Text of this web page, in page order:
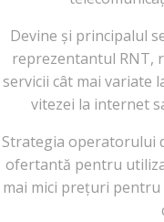
Devine și principalul
reprezentantul RNT,
servicii cât mai variate
vitezei la internet
Strategia operatorului
ofertantă pentru
mai mici prețuri pentru